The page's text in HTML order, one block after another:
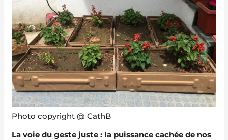
Photo copyright @ CathB
La voie du geste juste : la puissance cachée de nos